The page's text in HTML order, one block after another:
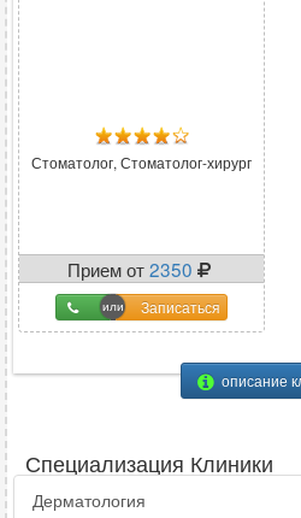
Стоматолог, Стоматолог-хирург
Прием от2350
Записаться
описание
Специализация Клиники
Дерматология